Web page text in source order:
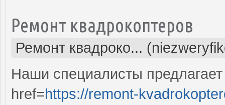
Ремонт квадрокоптеров
Ремонт квадроко...
Наши специалисты
href=https://remont-